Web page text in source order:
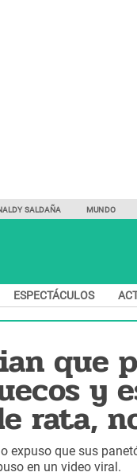
SALDAÑA MUNDO
ESPECTÁCULOS
que
y
rata,
expuso que sus
en un video viral.